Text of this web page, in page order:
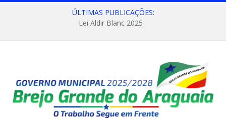
ÚLTIMAS PUBLICAÇÕES:
Lei Aldir Blanc 2025